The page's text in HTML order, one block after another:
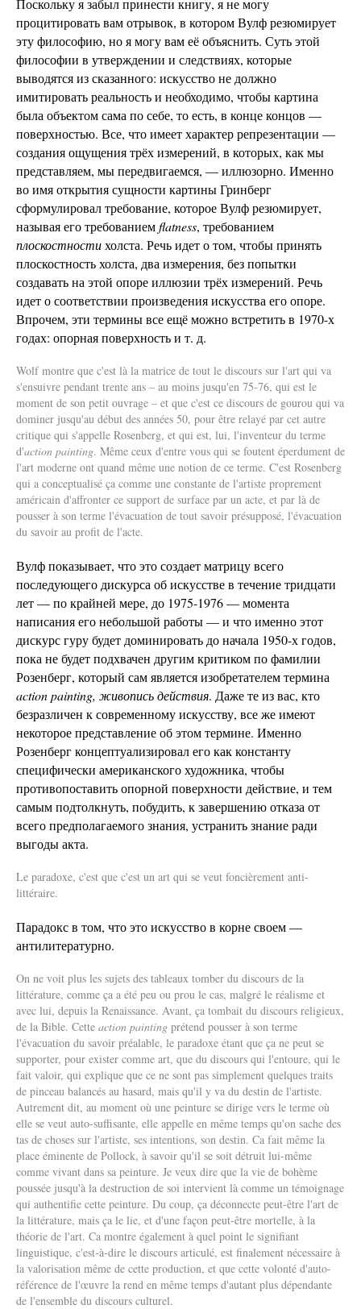
Поскольку я забыл принести книгу, я не могу
процитировать вам отрывок, в котором Вулф резюмирует
эту философию, но я могу вам её объяснить. Суть этой
философии в утверждении и следствиях, которые
выводятся из сказанного: искусство не должно
имитировать реальность и необходимо, чтобы картина
была объектом сама по себе, то есть, в конце концов —
поверхностью. Все, что имеет характер репрезентации —
создания ощущения трёх измерений, в которых, как мы
представляем, мы передвигаемся, — иллюзорно. Именно
во имя открытия сущности картины Гринберг
сформулировал требование, которое Вулф резюмирует,
называя его требованиемflatness, требованием
плоскостностихолста. Речь идет о том, чтобы принять
плоскостность холста, два измерения, без попытки
создавать на этой опоре иллюзии трёх измерений. Речь
идет о соответствии произведения искусства его опоре.
Впрочем, эти термины все ещё можно встретить в 1970-х
годах: опорная поверхность и т. д.
Wolf montre que c'est là la matrice de tout le discours sur l'art qui va
s'ensuivre pendant trente ans – au moins jusqu'en 75-76, qui est le
moment de son petit ouvrage – et que c'est ce discours de gourou qui va
dominer jusqu'au début des années 50, pour être relayé par cet autre
critique qui s'appelle Rosenberg, et qui est, lui, l'inventeur du terme
d'action painting. Même ceux d'entre vous qui se foutent éperdument de
l'art moderne ont quand même une notion de ce terme. C'est Rosenberg
qui a conceptualisé ça comme une constante de l'artiste proprement
américain d'affronter ce support de surface par un acte, et par là de
pousser à son terme l'évacuation de tout savoir présupposé, l'évacuation
du savoir au profit de l'acte.
Вулф показывает, что это создает матрицу всего
последующего дискурса об искусстве в течение тридцати
лет — по крайней мере, до 1975-1976 — момента
написания его небольшой работы — и что именно этот
дискурс гуру будет доминировать до начала 1950-х годов,
пока не будет подхвачен другим критиком по фамилии
Розенберг, который сам является изобретателем термина
action painting, живопись действия. Даже те из вас, кто
безразличен к современному искусству, все же имеют
некоторое представление об этом термине. Именно
Розенберг концептуализировал его как константу
специфически американского художника, чтобы
противопоставить опорной поверхности действие, и тем
самым подтолкнуть, побудить, к завершению отказа от
всего предполагаемого знания, устранить знание ради
выгоды акта.
Le paradoxe, c'est que c'est un art qui se veut foncièrement anti-
littéraire.
Парадокс в том, что это искусство в корне своем —
антилитературно.
On ne voit plus les sujets des tableaux tomber du discours de la
littérature, comme ça a été peu ou prou le cas, malgré le réalisme et
avec lui, depuis la Renaissance. Avant, ça tombait du discours religieux,
de la Bible. Cette action painting prétend pousser à son terme
l'évacuation du savoir préalable, le paradoxe étant que ça ne peut se
supporter, pour exister comme art, que du discours qui l'entoure, qui le
fait valoir, qui explique que ce ne sont pas simplement quelques traits
de pinceau balancés au hasard, mais qu'il y va du destin de l'artiste.
Autrement dit, au moment où une peinture se dirige vers le terme où
elle se veut auto-suffisante, elle appelle en même temps qu'on sache des
tas de choses sur l'artiste, ses intentions, son destin. Ca fait même la
place éminente de Pollock, à savoir qu'il se soit détruit lui-même
comme vivant dans sa peinture. Je veux dire que la vie de bohème
poussée jusqu'à la destruction de soi intervient là comme un témoignage
qui authentifie cette peinture. Du coup, ça déconnecte peut-être l'art de
la littérature, mais ça le lie, et d'une façon peut-être mortelle, à la
théorie de l'art. Ca montre également à quel point le signifiant
linguistique, c'est-à-dire le discours articulé, est finalement nécessaire à
la valorisation même de cette production, et que cette volonté d'auto-
référence de l'œuvre la rend en même temps d'autant plus dépendante
de l'ensemble du discours culturel.